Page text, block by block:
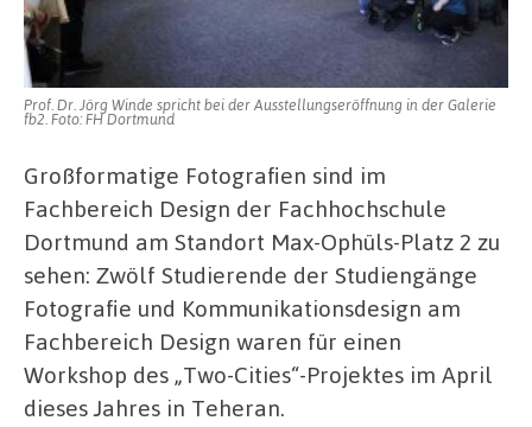
Prof. Dr. Jörg Winde spricht bei der Ausstellungseröffnung in der Galerie
fb2. Foto: FH Dortmund
Großformatige Fotografien sind im
Fachbereich Design der Fachhochschule
Dortmund am Standort Max-Ophüls-Platz 2 zu
sehen: Zwölf Studierende der Studiengänge
Fotografie und Kommunikationsdesign am
Fachbereich Design waren für einen
Workshop des „Two-Cities“-Projektes im April
dieses Jahres in Teheran.